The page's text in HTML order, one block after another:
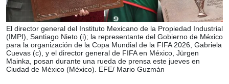
El director general del Instituto Mexicano de la Propiedad Industrial
(IMPI), Santiago Nieto (i); la representante del Gobierno de México
para la organización de la Copa Mundial de la FIFA 2026, Gabriela
Cuevas (c), y el director general de FIFA en México, Jürgen
Mainka, posan durante una rueda de prensa este jueves en
Ciudad de México (México). EFE/ Mario Guzmán